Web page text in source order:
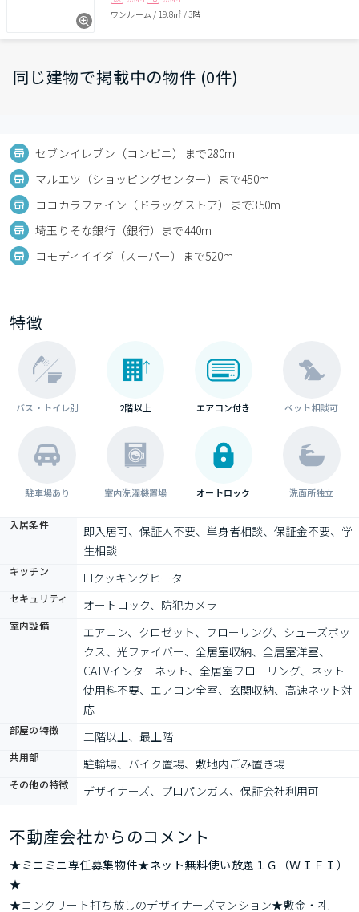
ワンルーム / 19.8㎡ /3階
同じ建物で掲載中の物件 (0件)
セブンイレブン（コンビニ）まで280m
マルエツ（ショッピングセンター）まで450m
ココカラファイン（ドラッグストア）まで350m
埼玉りそな銀行（銀行）まで440m
コモディイイダ（スーパー）まで520m
特徴
バス・トイレ別 2階以上 エアコン付き ペット相談可
駐車場あり 室内洗濯機置場 オートロック 洗面所独立
入居条件
即入居可、保証人不要、単身者相談、保証金不要、学
生相談
キッチン IHクッキングヒーター
セキュリティ オートロック、防犯カメラ
室内設備
エアコン、クロゼット、フローリング、シューズボッ
クス、光ファイバー、全居室収納、全居室洋室、
CATVインターネット、全居室フローリング、ネット
使用料不要、エアコン全室、玄関収納、高速ネット対
応
部屋の特徴 二階以上、最上階
共用部 駐輪場、バイク置場、敷地内ごみ置き場
その他の特徴 デザイナーズ、プロパンガス、保証会社利用可
不動産会社からのコメント
★ミニミニ専任募集物件★ネット無料使い放題１Ｇ（ＷＩＦＩ）
★
★コンクリート打ち放しのデザイナーズマンション★敷金・礼